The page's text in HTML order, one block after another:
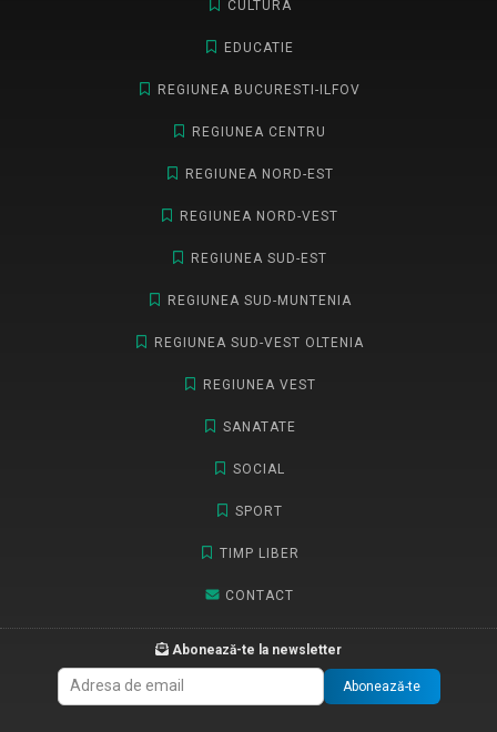
CULTURA
EDUCATIE
REGIUNEA BUCURESTI-ILFOV
REGIUNEA CENTRU
REGIUNEA NORD-EST
REGIUNEA NORD-VEST
REGIUNEA SUD-EST
REGIUNEA SUD-MUNTENIA
REGIUNEA SUD-VEST OLTENIA
REGIUNEA VEST
SANATATE
SOCIAL
SPORT
TIMP LIBER
CONTACT
Abonează-te la newsletter
Abonează-te